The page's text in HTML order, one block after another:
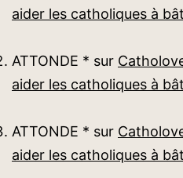
aider les catholiques à
ATTONDE * sur
aider les catholiques à
ATTONDE * sur
aider les catholiques à